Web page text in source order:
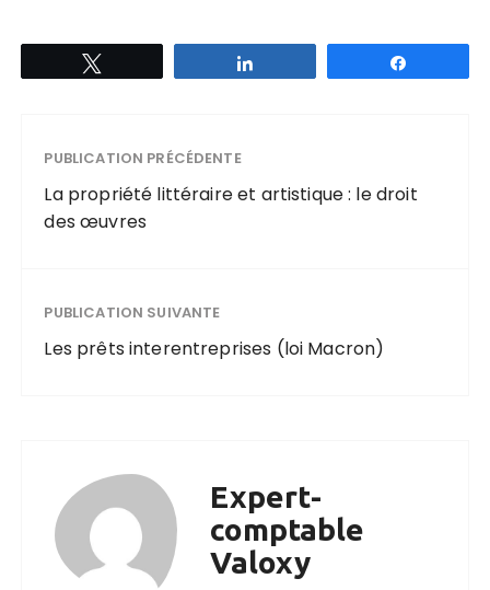
PUBLICATION PRÉCÉDENTE
La propriété littéraire et artistique : le droit
des œuvres
PUBLICATION SUIVANTE
Les prêts interentreprises (loi Macron)
Expert-
comptable
Valoxy